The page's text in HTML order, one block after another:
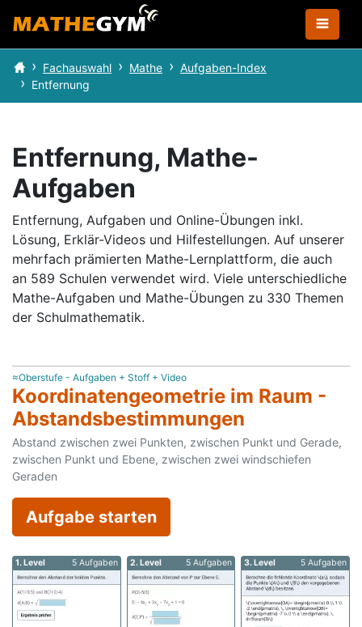
Fachauswahl Mathe
Aufgaben-Index
Entfernung
Entfernung, Mathe-
Aufgaben
Entfernung, Aufgaben und Online-Übungen inkl.
Lösung, Erklär-Videos und Hilfestellungen. Auf unserer
mehrfach prämierten Mathe-Lernplattform, die auch
an 589 Schulen verwendet wird. Viele unterschiedliche
Mathe-Aufgaben und Mathe-Übungen zu 330 Themen
der Schulmathematik.
≈Oberstufe - Aufgaben + Stoff + Video
Koordinatengeometrie im Raum -
Abstandsbestimmungen
Abstand zwischen zwei Punkten, zwischen Punkt und Gerade,
zwischen Punkt und Ebene, zwischen zwei windschiefen
Geraden
Aufgabe starten
1. Level 5 Aufgaben 2. Level 5 Aufgaben 3. Level 5 Aufgaben